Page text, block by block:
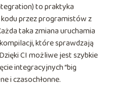
to praktyka
przez programistów z
taka zmiana uruchamia
które sprawdzają
CI możliwe jest szybkie
integracyjnych “big
i czasochłonne.